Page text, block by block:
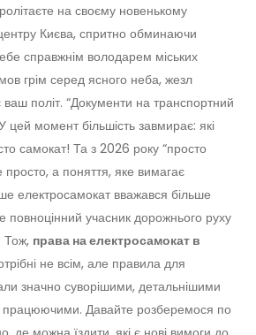
на своєму новенькому
Києва, спритно обминаючи
справжнім володарем міських
грім серед ясного неба, жезл
ваш політ. “Документи на транспортний
цей момент більшість завмирає: які
самокат! Та з 2026 року “просто
а поняття, яке вимагає
електросамокат вважався більше
повноцінний учасник дорожнього руху
Тож, права на електросамокат в
не всім, але правила для
значно суворішими, детальнішими
працюючими. Давайте розберемося по